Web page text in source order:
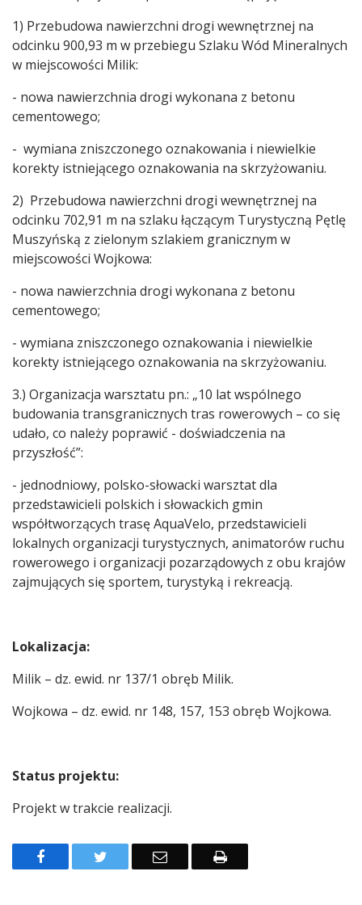
1) Przebudowa nawierzchni drogi wewnętrznej na
odcinku 900,93 m w przebiegu Szlaku Wód Mineralnych
w miejscowości Milik:
- nowa nawierzchnia drogi wykonana z betonu
cementowego;
- wymiana zniszczonego oznakowania i niewielkie
korekty istniejącego oznakowania na skrzyżowaniu.
2) Przebudowa nawierzchni drogi wewnętrznej na
odcinku 702,91 m na szlaku łączącym Turystyczną Pętlę
Muszyńską z zielonym szlakiem granicznym w
miejscowości Wojkowa:
- nowa nawierzchnia drogi wykonana z betonu
cementowego;
- wymiana zniszczonego oznakowania i niewielkie
korekty istniejącego oznakowania na skrzyżowaniu.
3.) Organizacja warsztatu pn.: „10 lat wspólnego
budowania transgranicznych tras rowerowych – co się
udało, co należy poprawić - doświadczenia na
przyszłość”:
- jednodniowy, polsko-słowacki warsztat dla
przedstawicieli polskich i słowackich gmin
współtworzących trasę AquaVelo, przedstawicieli
lokalnych organizacji turystycznych, animatorów ruchu
rowerowego i organizacji pozarządowych z obu krajów
zajmujących się sportem, turystyką i rekreacją.
Lokalizacja:
Milik – dz. ewid. nr 137/1 obręb Milik.
Wojkowa – dz. ewid. nr 148, 157, 153 obręb Wojkowa.
Status projektu:
Projekt w trakcie realizacji.
FacebookTwitter Email Drukuj